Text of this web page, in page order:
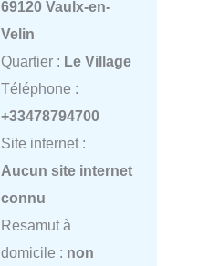
69120 Vaulx-en-
Velin
Quartier : Le Village
Téléphone :
+33478794700
Site internet :
Aucun site internet
connu
Resamut à
domicile : non